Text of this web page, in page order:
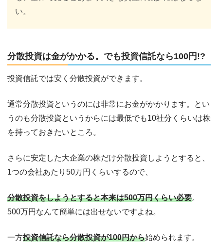
い。
分散投資は金がかかる。でも投資信託なら100円!?
投資信託では安く分散投資ができます。
通常分散投資というのには非常にお金がかかります。とい
うのも分散投資というからには最低でも10社分くらいは株
を持っておきたいところ。
さらに安定した大企業の株だけ分散投資しようとすると、
1つの会社あたり50万円くらいするので、
分散投資をしようとすると本来は500万円くらい必要。
500万円なんて簡単には出せないですよね。
一方投資信託なら分散投資が100円から始められます。